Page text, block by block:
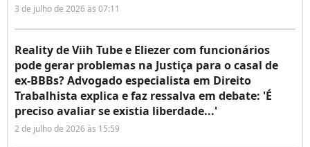
3 de julho de 2026 às 07:11
Reality de Viih Tube e Eliezer com funcionários
pode gerar problemas na Justiça para o casal de
ex-BBBs? Advogado especialista em Direito
Trabalhista explica e faz ressalva em debate: 'É
preciso avaliar se existia liberdade...'
2 de julho de 2026 às 15:59